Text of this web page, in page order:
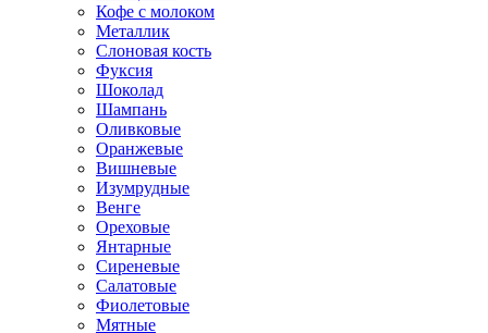
Кофе с молоком
Металлик
Слоновая кость
Фуксия
Шоколад
Шампань
Оливковые
Оранжевые
Вишневые
Изумрудные
Венге
Ореховые
Янтарные
Сиреневые
Салатовые
Фиолетовые
Мятные